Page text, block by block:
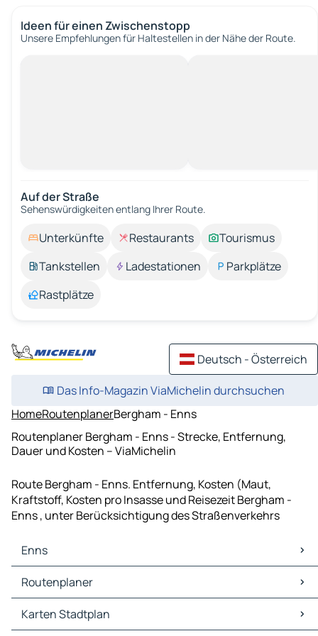
Ideen für einen Zwischenstopp
Unsere Empfehlungen für Haltestellen in der Nähe der Route.
Auf der Straße
Sehenswürdigkeiten entlang Ihrer Route.
Unterkünfte Restaurants
Tourismus
Tankstellen
Ladestationen
Parkplätze
Rastplätze
Deutsch - Österreich
Das Info-Magazin ViaMichelin durchsuchen
HomeRoutenplanerBergham - Enns
Routenplaner Bergham - Enns - Strecke, Entfernung,
Dauer und Kosten – ViaMichelin
Route Bergham - Enns. Entfernung, Kosten (Maut,
Kraftstoff, Kosten pro Insasse und Reisezeit Bergham -
Enns , unter Berücksichtigung des Straßenverkehrs
Enns
Enns Karten Stadtplan
Enns Verkehr
Enns Hotels
Enns Restaurants
Routenplaner
Routenplaner Enns - Linz
Routenplaner Enns - Perg
Karten Stadtplan